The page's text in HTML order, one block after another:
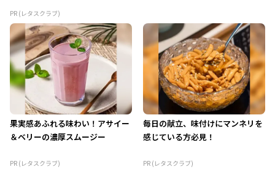
PR (レタスクラブ)
果実感あふれる味わい！アサイー
＆ベリーの濃厚スムージー
PR (レタスクラブ)
毎日の献立、味付けにマンネリを
感じている方必見！
PR (レタスクラブ)